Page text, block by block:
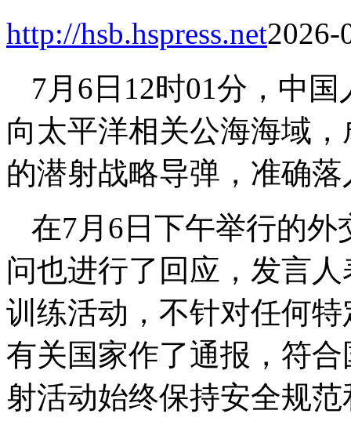
http://hsb.hspress.net2026-
7月6日12时01分，中
向太平洋相关公海海域
的潜射战略导弹，准确
在7月6日下午举行的
问也进行了回应，发言
训练活动，不针对任何
有关国家作了通报，符
射活动始终保持安全规